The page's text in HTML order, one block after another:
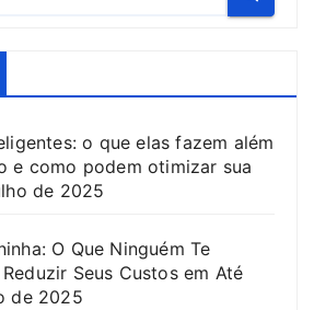
o que elas fazem além
e como podem otimizar sua
de 2025
O Que Ninguém Te
Seus Custos em Até
de 2025